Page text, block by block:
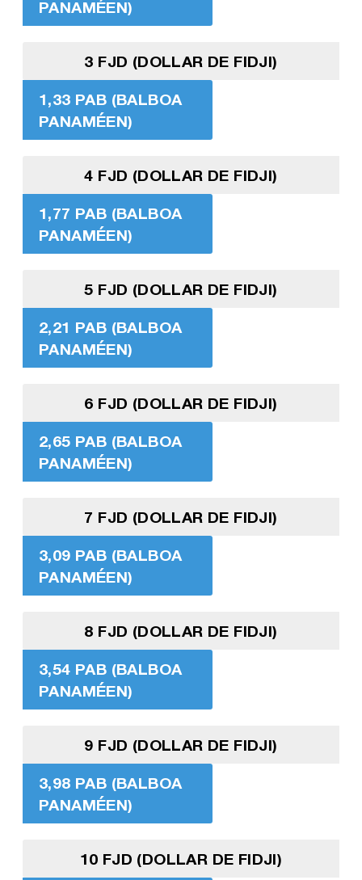
PANAMÉEN)
3 FJD (DOLLAR DE FIDJI)
1,33 PAB (BALBOA
PANAMÉEN)
4 FJD (DOLLAR DE FIDJI)
1,77 PAB (BALBOA
PANAMÉEN)
5 FJD (DOLLAR DE FIDJI)
2,21 PAB (BALBOA
PANAMÉEN)
6 FJD (DOLLAR DE FIDJI)
2,65 PAB (BALBOA
PANAMÉEN)
7 FJD (DOLLAR DE FIDJI)
3,09 PAB (BALBOA
PANAMÉEN)
8 FJD (DOLLAR DE FIDJI)
3,54 PAB (BALBOA
PANAMÉEN)
9 FJD (DOLLAR DE FIDJI)
3,98 PAB (BALBOA
PANAMÉEN)
10 FJD (DOLLAR DE FIDJI)